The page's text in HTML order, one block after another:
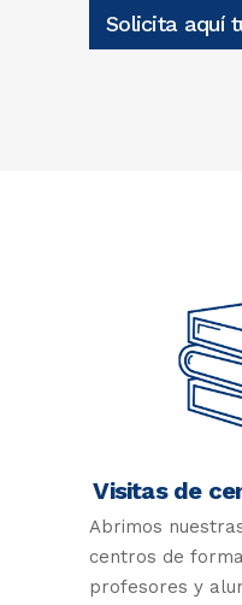
Solicita aquí
Visitas de
Abrimos
centros de
profesores y